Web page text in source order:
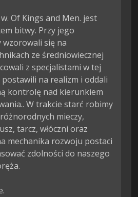
Of Kings and Men. jest
bitwy. Przy jego
się na
ze średniowiecznej
z specjalistami w tej
na realizm i oddali
kontrolę nad kierunkiem
W trakcie starć robimy
mieczy,
tarcz, włóczni oraz
mechanika rozwoju postaci
zdolności do naszego